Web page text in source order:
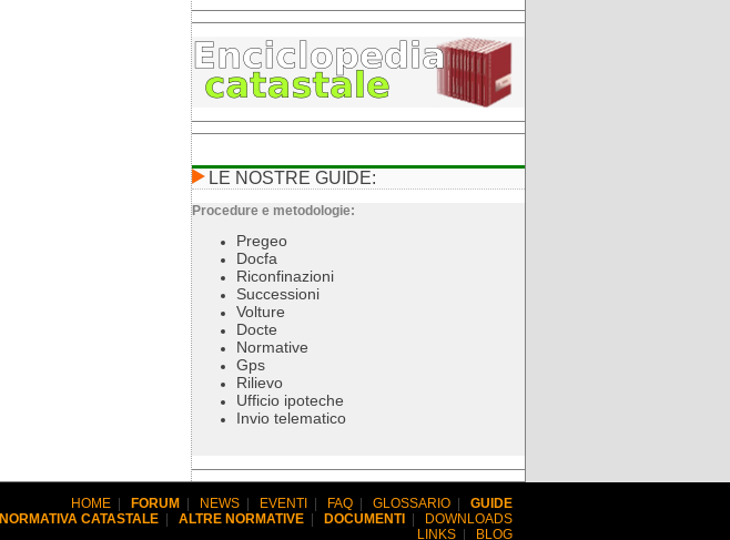
LE NOSTRE GUIDE:
Procedure e metodologie:
Pregeo
Docfa
Riconfinazioni
Successioni
Volture
Docte
Normative
Gps
Rilievo
Ufficio ipoteche
Invio telematico
HOME FORUM NEWS EVENTI FAQ GLOSSARIO
GUIDE
NORMATIVA CATASTALE ALTRE NORMATIVE DOCUMENTI
DOWNLOADS
LINKS
BLOG